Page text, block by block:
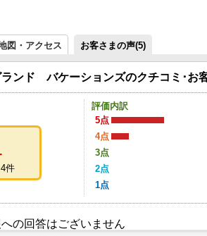
図・アクセス お客さまの声(5)
ド バケーションズのクチコミ･お
件
評価内訳
5点
4点
3点
2点
1点
の回答はございません